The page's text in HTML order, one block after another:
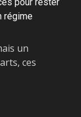
régime
un
ces